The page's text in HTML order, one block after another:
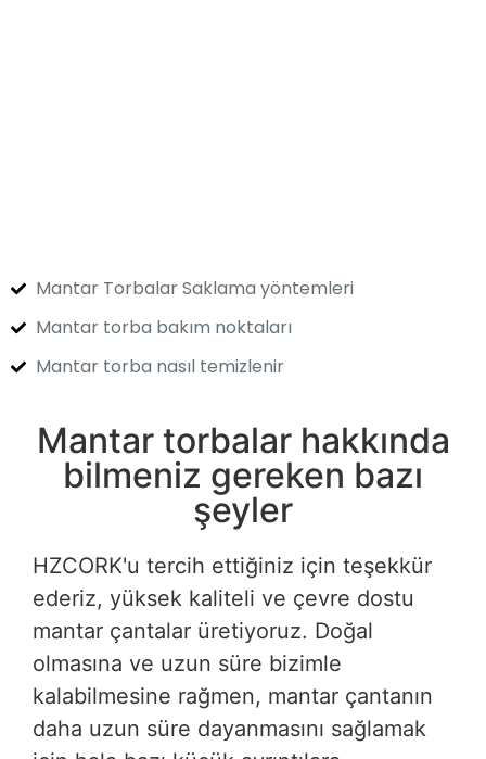
Mantar Torbalar Saklama yöntemleri
Mantar torba bakım noktaları
Mantar torba nasıl temizlenir
Mantar torbalar hakkında
bilmeniz gereken bazı
şeyler
HZCORK'u tercih ettiğiniz için teşekkür
ederiz, yüksek kaliteli ve çevre dostu
mantar çantalar üretiyoruz. Doğal
olmasına ve uzun süre bizimle
kalabilmesine rağmen, mantar çantanın
daha uzun süre dayanmasını sağlamak